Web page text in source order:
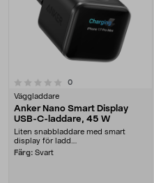
0recensioner
Väggladdare
Anker Nano Smart Display
USB-C-laddare, 45 W
Liten snabbladdare med smart
display för ladd....
Färg: Svart
5.0 av 5 stjärnor